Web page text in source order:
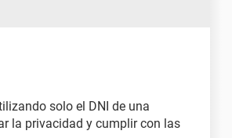
solo el DNI de una
la privacidad y cumplir con las